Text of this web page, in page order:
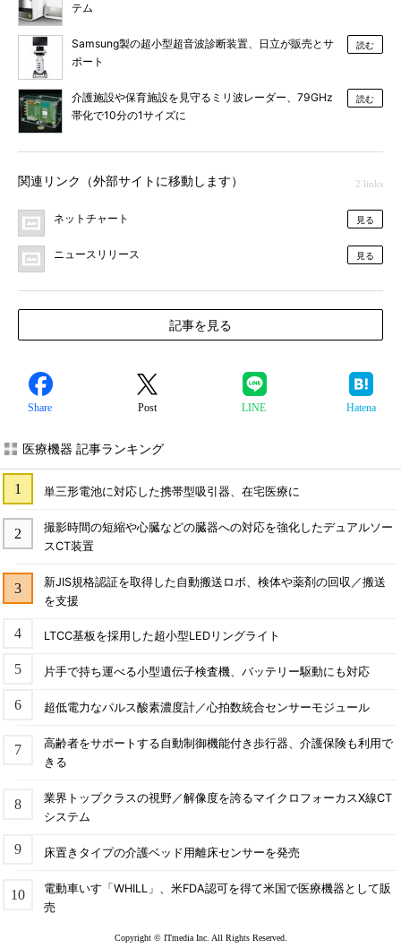
テム
Samsung製の超小型超音波診断装置、日立が販売とサ
ポート
読む
介護施設や保育施設を見守るミリ波レーダー、79GHz
帯化で10分の1サイズに
読む
関連リンク（外部サイトに移動します） 2 links
ネットチャート 見る
ニュースリリース 見る
記事を見る
Share Post LINE Hatena
医療機器 記事ランキング
単三形電池に対応した携帯型吸引器、在宅医療に
撮影時間の短縮や心臓などの臓器への対応を強化したデュアルソー
スCT装置
新JIS規格認証を取得した自動搬送ロボ、検体や薬剤の回収／搬送
を支援
LTCC基板を採用した超小型LEDリングライト
片手で持ち運べる小型遺伝子検査機、バッテリー駆動にも対応
超低電力なパルス酸素濃度計／心拍数統合センサーモジュール
高齢者をサポートする自動制御機能付き歩行器、介護保険も利用で
きる
業界トップクラスの視野／解像度を誇るマイクロフォーカスX線CT
システム
床置きタイプの介護ベッド用離床センサーを発売
電動車いす「WHILL」、米FDA認可を得て米国で医療機器として販
売
Copyright © ITmedia Inc. All Rights Reserved.